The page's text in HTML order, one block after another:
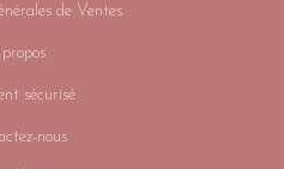
de Ventes
sécurisé
nous